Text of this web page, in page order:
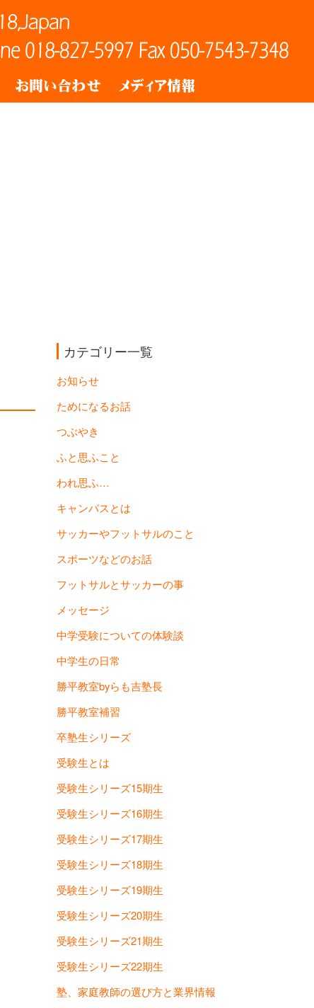
お問い合わせ メディア情報
カテゴリー一覧
お知らせ
ためになるお話
つぶやき
ふと思ふこと
われ思ふ…
キャンパスとは
サッカーやフットサルのこと
スポーツなどのお話
フットサルとサッカーの事
メッセージ
中学受験についての体験談
中学生の日常
勝平教室byらも吉塾長
勝平教室補習
卒塾生シリーズ
受験生とは
受験生シリーズ15期生
受験生シリーズ16期生
受験生シリーズ17期生
受験生シリーズ18期生
受験生シリーズ19期生
受験生シリーズ20期生
受験生シリーズ21期生
受験生シリーズ22期生
塾、家庭教師の選び方と業界情報